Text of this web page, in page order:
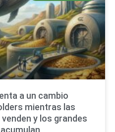
a un cambio
mientras las
y los grandes